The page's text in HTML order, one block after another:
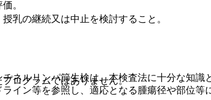
乳の継続又は中止を検討すること。
。
ネルリンパ節生検は、本検査法に十分な知
イン等を参照し、適応となる腫瘍径や部位等
ログラムではありません。